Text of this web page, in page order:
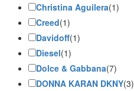
Christina Aguilera(1)
Creed(1)
Davidoff(1)
Diesel(1)
Dolce & Gabbana(7)
DONNA KARAN DKNY(3)